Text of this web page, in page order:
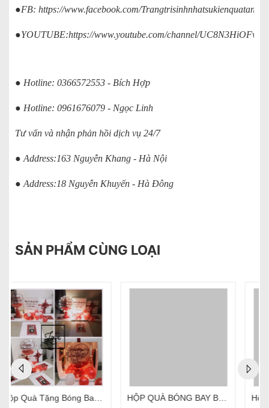
●FB: https://www.facebook.com/
●YOUTUBE:https://www.youtube.com/channel/
● Hotline: 0366572553 - Bích Hợp
● Hotline: 0961676079 - Ngọc Linh
Tư vấn và nhận phản hồi dịch vụ 24/7
● Address:163 Nguyễn Khang - Hà Nội
● Address:18 Nguyễn Khuyến - Hà Đông
SẢN PHẨM CÙNG LOẠI